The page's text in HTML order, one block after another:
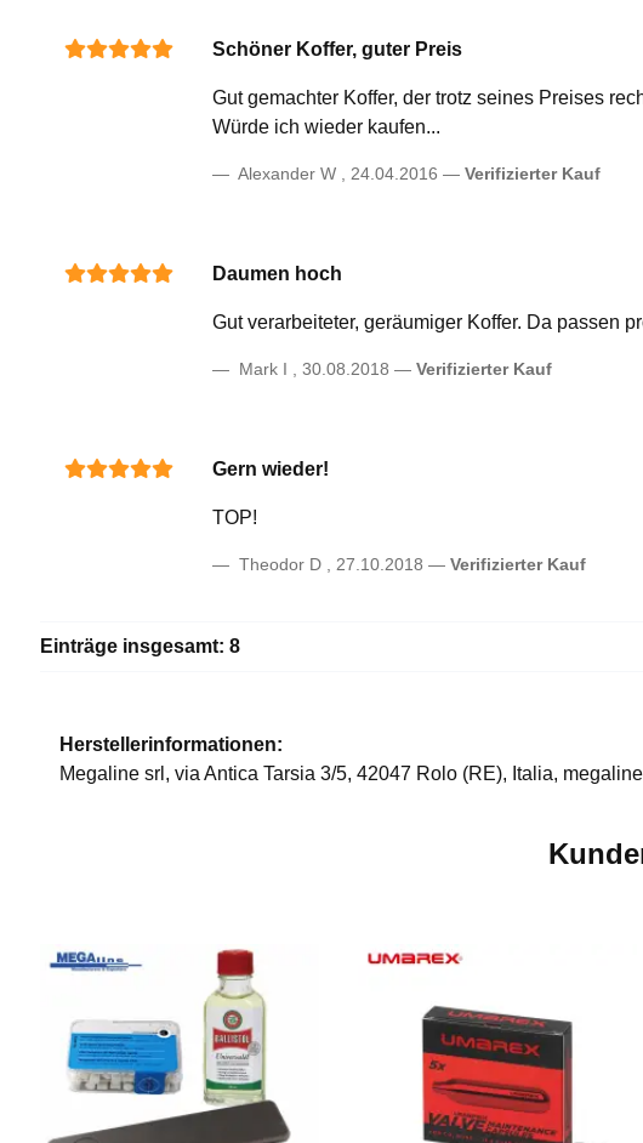
Schöner Koffer, guter Preis
Gut gemachter Koffer, der trotz seines Preises
Würde ich wieder kaufen...
Alexander W 24.04.2016 Verifizierter Kauf
Daumen hoch
Gut verarbeiteter, geräumiger Koffer. Da passen
Mark I 30.08.2018 Verifizierter Kauf
Gern wieder!
TOP!
Theodor D 27.10.2018 Verifizierter Kauf
Einträge insgesamt: 8
Herstellerinformationen:
Megaline srl, via Antica Tarsia 3/5, 42047 Rolo (RE), Italia,